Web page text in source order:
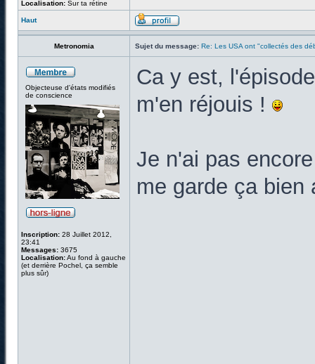
Localisation: Sur ta rétine
Haut
Metronomia Sujet du message: Re: Les USA ont "collectés des
Objecteuse d'états modifiés
de conscience
Inscription: 28 Juillet 2012,
23:41
Messages: 3675
Localisation:Au fond à gauche
(et derrière Pochel, ça semble
plus sûr)
Ca y est,
m'en réjouis !
Je n'ai pas
me garde ça bien